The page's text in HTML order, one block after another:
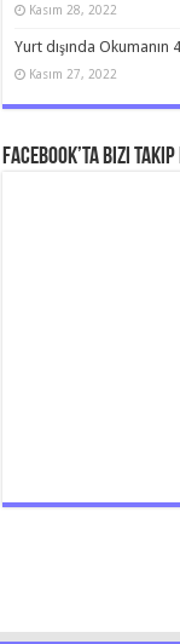
Kasım 28, 2022
Yurt dışında Okumanın
Kasım 27, 2022
Facebook’ta bizi takip